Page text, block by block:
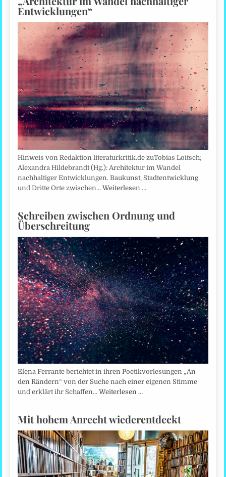
Entwicklungen“
Hinweis von Redaktion literaturkritik.de zuTobias Loitsch;
Alexandra Hildebrandt (Hg.): Architektur im Wandel
nachhaltiger Entwicklungen. Baukunst, Stadtentwicklung
und Dritte Orte zwischen…Weiterlesen …
Schreiben zwischen Ordnung und
Überschreitung
Elena Ferrante berichtet in ihren Poetikvorlesungen „An
den Rändern“ von der Suche nach einer eigenen Stimme
und erklärt ihr Schaffen…Weiterlesen …
Mit hohem Anrecht wiederentdeckt